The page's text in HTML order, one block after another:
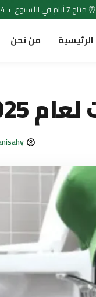
⏰ متاح 7 أيام في الأسبوع • 24 ساعة • خدمات طوارئ في كل مناطق الكويت
الرئيسية من نحن
20%